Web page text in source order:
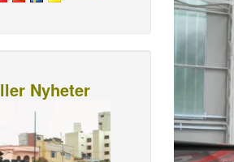
Nyheter